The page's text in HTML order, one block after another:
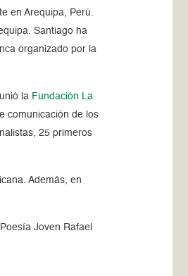
en Arequipa, Perú.
Santiago ha
organizado por la
la Fundación La
comunicación de los
25 primeros
Además, en
Joven Rafael